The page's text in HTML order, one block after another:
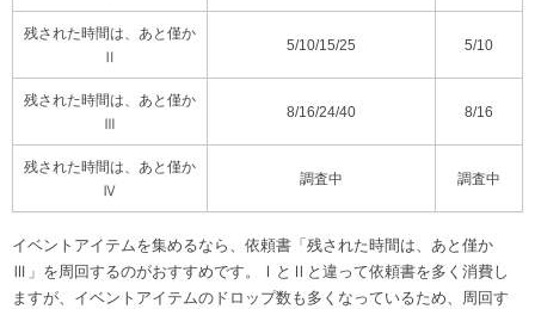
残された時間は、あと僅か
Ⅱ
5/10/15/25 5/10
残された時間は、あと僅か
Ⅲ
8/16/24/40 8/16
残された時間は、あと僅か
Ⅳ
調査中 調査中
イベントアイテムを集めるなら、依頼書「残された時間は、あと僅か
Ⅲ」を周回するのがおすすめです。ⅠとⅡと違って依頼書を多く消費し
ますが、イベントアイテムのドロップ数も多くなっているため、周回す